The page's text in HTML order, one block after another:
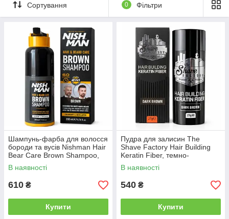
Сортування 0 Фільтри
Шампунь-фарба для волосся
бороди та вусів Nishman Hair
Bear Care Brown Shampoo,
200 мл (10605018)
В наявності
610 ₴
Купити
Пудра для залисин The
Shave Factory Hair Building
Keratin Fiber, темно-
коричневий колір, 27 г
(10703036)
В наявності
540 ₴
Купити